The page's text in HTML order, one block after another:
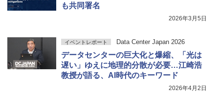
も共同署名
2026年3月5日
イベントレポート Data Center Japan 2026
データセンターの巨大化と爆縮、「光は
遅い」ゆえに地理的分散が必要…江崎浩
教授が語る、AI時代のキーワード
2026年4月2日